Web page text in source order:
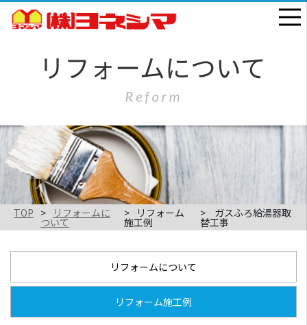
TOP リフォームに
ついて
リフォーム
施工例
ガスふろ給湯器取
替工事
リフォームについて
リフォーム施工例